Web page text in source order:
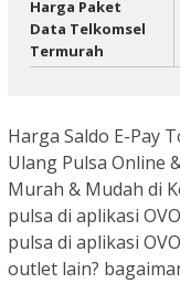
Harga Paket
Data Telkomsel
Termurah
Harga Saldo E-Pay
Ulang Pulsa Online
Murah & Mudah di
pulsa di aplikasi
pulsa di aplikasi
outlet lain?